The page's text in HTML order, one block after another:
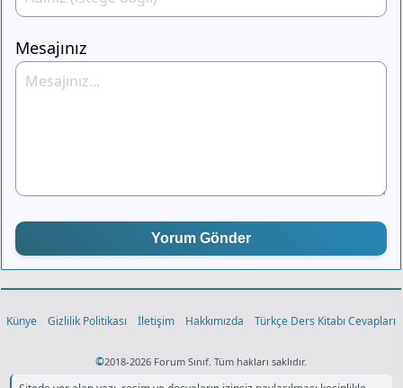
Mesajınız
Yorum Gönder
Künye Gizlilik Politikası İletişim Hakkımızda Türkçe Ders Kitabı Cevapları
©2018-2026 Forum Sınıf. Tüm hakları saklıdır.